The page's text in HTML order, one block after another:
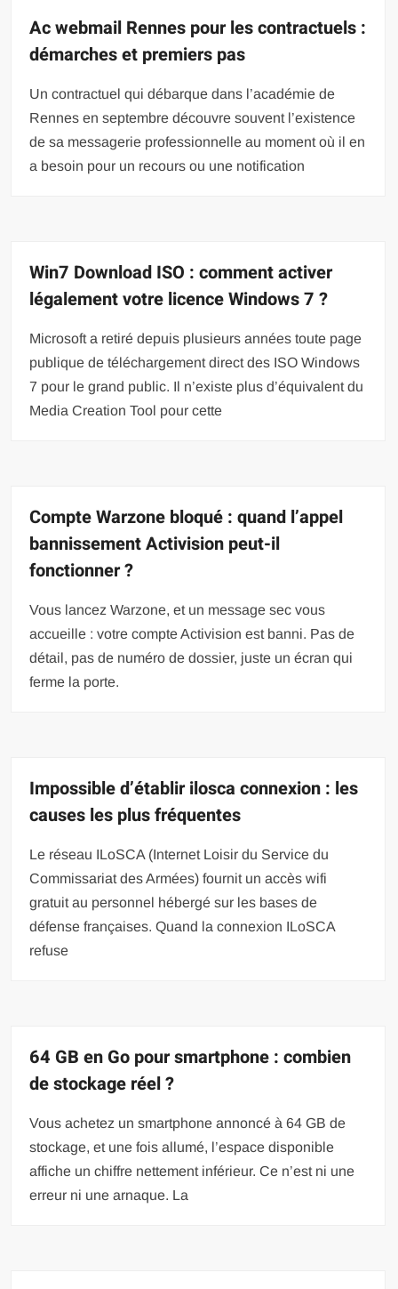
Ac webmail Rennes pour les contractuels :
démarches et premiers pas
Un contractuel qui débarque dans l’académie de
Rennes en septembre découvre souvent l’existence
de sa messagerie professionnelle au moment où il en
a besoin pour un recours ou une notification
Win7 Download ISO : comment activer
légalement votre licence Windows 7 ?
Microsoft a retiré depuis plusieurs années toute page
publique de téléchargement direct des ISO Windows
7 pour le grand public. Il n’existe plus d’équivalent du
Media Creation Tool pour cette
Compte Warzone bloqué : quand l’appel
bannissement Activision peut-il
fonctionner ?
Vous lancez Warzone, et un message sec vous
accueille : votre compte Activision est banni. Pas de
détail, pas de numéro de dossier, juste un écran qui
ferme la porte.
Impossible d’établir ilosca connexion : les
causes les plus fréquentes
Le réseau ILoSCA (Internet Loisir du Service du
Commissariat des Armées) fournit un accès wifi
gratuit au personnel hébergé sur les bases de
défense françaises. Quand la connexion ILoSCA
refuse
64 GB en Go pour smartphone : combien
de stockage réel ?
Vous achetez un smartphone annoncé à 64 GB de
stockage, et une fois allumé, l’espace disponible
affiche un chiffre nettement inférieur. Ce n’est ni une
erreur ni une arnaque. La